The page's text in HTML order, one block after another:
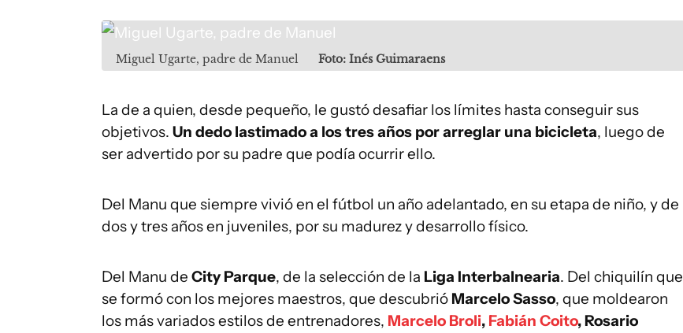
Miguel Ugarte, padre de Manuel Foto: Inés Guimaraens
La de a quien, desde pequeño, le gustó desafiar los límites hasta conseguir sus
objetivos. Un dedo lastimado a los tres años por arreglar una bicicleta, luego de
ser advertido por su padre que podía ocurrir ello.
Del Manu que siempre vivió en el fútbol un año adelantado, en su etapa de niño, y de
dos y tres años en juveniles, por su madurez y desarrollo físico.
Del Manu de City Parque, de la selección de la Liga Interbalnearia. Del chiquilín que
se formó con los mejores maestros, que descubrió Marcelo Sasso, que moldearon
los más variados estilos de entrenadores, Marcelo Broli, Fabián Coito, Rosario